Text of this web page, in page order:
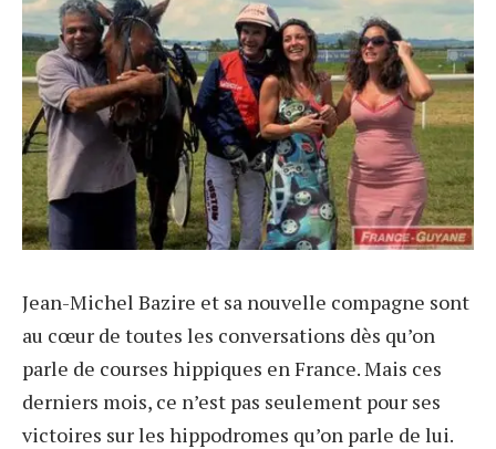
Jean-Michel Bazire et sa nouvelle compagne sont
au cœur de toutes les conversations dès qu’on
parle de courses hippiques en France. Mais ces
derniers mois, ce n’est pas seulement pour ses
victoires sur les hippodromes qu’on parle de lui.